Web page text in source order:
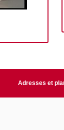
Adresses et